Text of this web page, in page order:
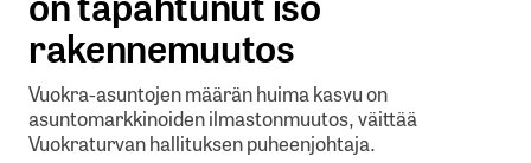
rakennemuutos
Vuokra-asuntojen määrän huima kasvu on
asuntomarkkinoiden ilmastonmuutos, väittää
Vuokraturvan hallituksen puheenjohtaja.